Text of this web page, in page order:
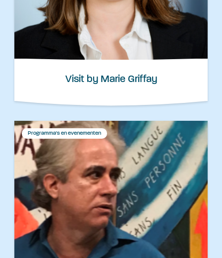
Visit by Marie Griffay
Programma's en evenementen